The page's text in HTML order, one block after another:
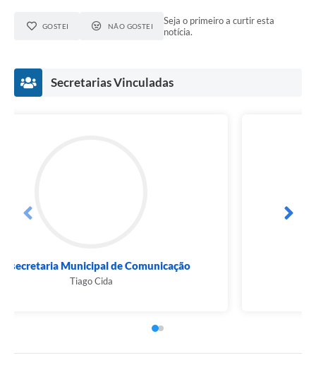
GOSTEI NÃO GOSTEI
Seja o primeiro a curtir esta
notícia.
Secretarias Vinculadas
Subsecretaria Municipal de Comunicação